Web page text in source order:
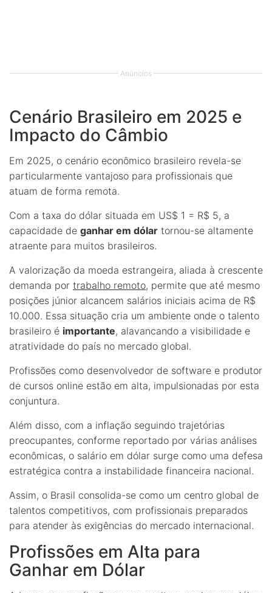
Anúncios
Cenário Brasileiro em 2025 e
Impacto do Câmbio
Em 2025, o cenário econômico brasileiro revela-se
particularmente vantajoso para profissionais que
atuam de forma remota.
Com a taxa do dólar situada em US$ 1 = R$ 5, a
capacidade de ganhar em dólar tornou-se altamente
atraente para muitos brasileiros.
A valorização da moeda estrangeira, aliada à crescente
demanda por trabalho remoto, permite que até mesmo
posições júnior alcancem salários iniciais acima de R$
10.000. Essa situação cria um ambiente onde o talento
brasileiro é importante, alavancando a visibilidade e
atratividade do país no mercado global.
Profissões como desenvolvedor de software e produtor
de cursos online estão em alta, impulsionadas por esta
conjuntura.
Além disso, com a inflação seguindo trajetórias
preocupantes, conforme reportado por várias análises
econômicas, o salário em dólar surge como uma defesa
estratégica contra a instabilidade financeira nacional.
Assim, o Brasil consolida-se como um centro global de
talentos competitivos, com profissionais preparados
para atender às exigências do mercado internacional.
Profissões em Alta para
Ganhar em Dólar